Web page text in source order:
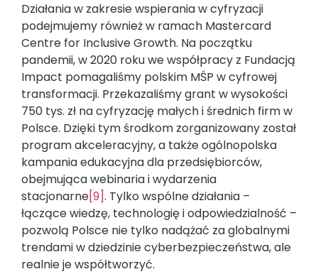
Działania w zakresie wspierania w cyfryzacji
podejmujemy również w ramach Mastercard
Centre for Inclusive Growth. Na początku
pandemii, w 2020 roku we współpracy z Fundacją
Impact pomagaliśmy polskim MŚP w cyfrowej
transformacji. Przekazaliśmy grant w wysokości
750 tys. zł na cyfryzację małych i średnich firm w
Polsce. Dzięki tym środkom zorganizowany został
program akceleracyjny, a także ogólnopolska
kampania edukacyjna dla przedsiębiorców,
obejmująca webinaria i wydarzenia
stacjonarne[9]. Tylko wspólne działania –
łączące wiedzę, technologię i odpowiedzialność –
pozwolą Polsce nie tylko nadążać za globalnymi
trendami w dziedzinie cyberbezpieczeństwa, ale
realnie je współtworzyć.